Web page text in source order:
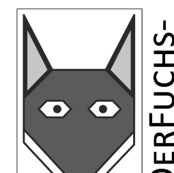
Hauptinhalt springen
Zur Suche springen
Zur Hauptnavigation springen